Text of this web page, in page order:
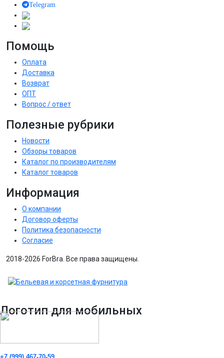
Telegram
Помощь
Оплата
Доставка
Возврат
ОПТ
Вопрос / ответ
Полезные рубрики
Новости
Обзоры товаров
Каталог по производителям
Каталог товаров
Информация
О компании
Договор оферты
Политика безопасности
Согласие
2018-2026 ForBra. Все права защищены.
Логотип для мобильных